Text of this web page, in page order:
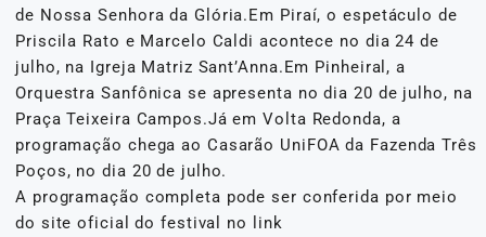
de Nossa Senhora da Glória.Em Piraí, o espetáculo de
Priscila Rato e Marcelo Caldi acontece no dia 24 de
julho, na Igreja Matriz Sant’Anna.Em Pinheiral, a
Orquestra Sanfônica se apresenta no dia 20 de julho, na
Praça Teixeira Campos.Já em Volta Redonda, a
programação chega ao Casarão UniFOA da Fazenda Três
Poços, no dia 20 de julho.
A programação completa pode ser conferida por meio
do site oficial do festival no link